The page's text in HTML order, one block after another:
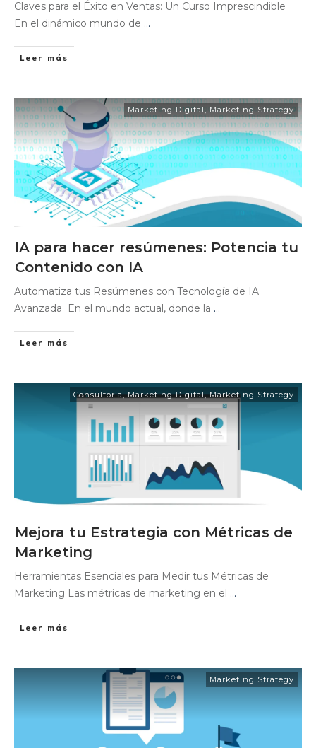
Claves para el Éxito en Ventas: Un Curso Imprescindible
En el dinámico mundo de ...
Leer más
Marketing Digital Marketing Strategy
IA para hacer resúmenes: Potencia tu
Contenido con IA
Automatiza tus Resúmenes con Tecnología de IA
Avanzada En el mundo actual, donde la ...
Leer más
Consultoría,Marketing Digital,Marketing Strategy
Mejora tu Estrategia con Métricas de
Marketing
Herramientas Esenciales para Medir tus Métricas de
Marketing Las métricas de marketing en el ...
Leer más
Marketing Strategy